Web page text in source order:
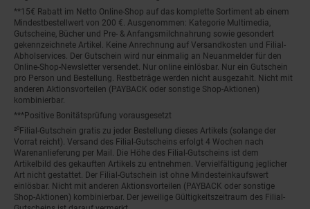
**15€ Rabatt im Netto Online-Shop auf das komplette Sortiment ab einem
Mindestbestellwert von 200 €. Ausgenommen: Kategorie Multimedia,
Gutscheine, Bücher und Pre- & Anfangsmilchnahrung sowie gesondert
gekennzeichnete Artikel. Keine Anrechnung auf Versandkosten und Filial-
Abholservices. Der Gutschein wird nur einmalig an Neuanmelder für den
Online-Shop-Newsletter versendet. Nur online einlösbar. Nur ein Gutschein
pro Person und Bestellung. Restbeträge werden nicht ausgezahlt. Nicht mit
anderen Aktionsvorteilen (PAYBACK oder sonstige Shop-Aktionen)
kombinierbar.
***Positive Bonitätsprüfung vorausgesetzt
²⁰Filial-Gutschein gratis zu jeder Bestellung dieses Artikels (solange der
Vorrat reicht). Versand des Filial-Gutscheins erfolgt 4 Wochen nach
Warenanlieferung per Mail. Die Höhe des Filial-Gutscheins ist dem
Artikelbild des gekauften Artikels zu entnehmen. Vervielfältigung jeglicher
Art nicht gestattet. Der Filial-Gutschein ist ohne Mindesteinkaufswert
einlösbar. Nicht mit anderen Aktionsvorteilen (PAYBACK oder sonstige
Shop-Aktionen) kombinierbar. Der jeweilige Gültigkeitszeitraum des Filial-
Gutscheins ist darauf vermerkt.